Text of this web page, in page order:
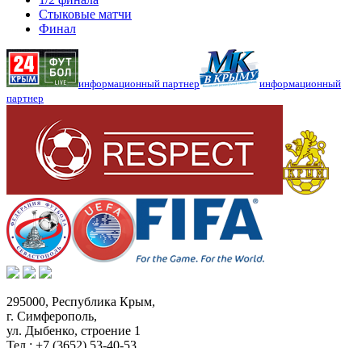
Стыковые матчи
Финал
информационный партнер
информационный
партнер
295000, Республика Крым,
г. Симферополь,
ул. Дыбенко, строение 1
Тел.: +7 (3652) 53-40-53